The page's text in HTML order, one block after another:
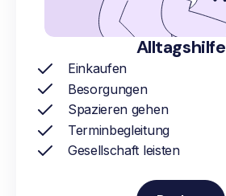
Alltagshilfe
Einkaufen
Besorgungen
Spazieren gehen
Terminbegleitung
Gesellschaft leisten